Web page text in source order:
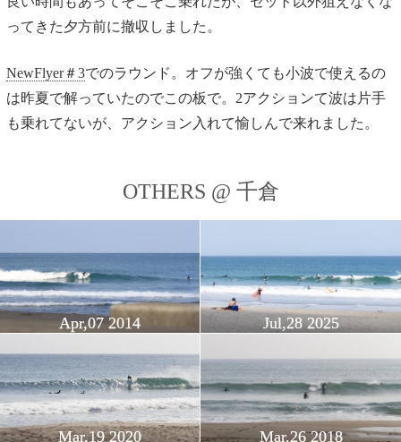
ってきた夕方前に撤収しました。
NewFlyer＃3でのラウンド。オフが強くても小波で使えるの
は昨夏で解っていたのでこの板で。2アクションて波は片手
も乗れてないが、アクション入れて愉しんで来れました。
OTHERS @ 千倉
Apr,07 2014 Jul,28 2025
Mar,19 2020 Mar,26 2018